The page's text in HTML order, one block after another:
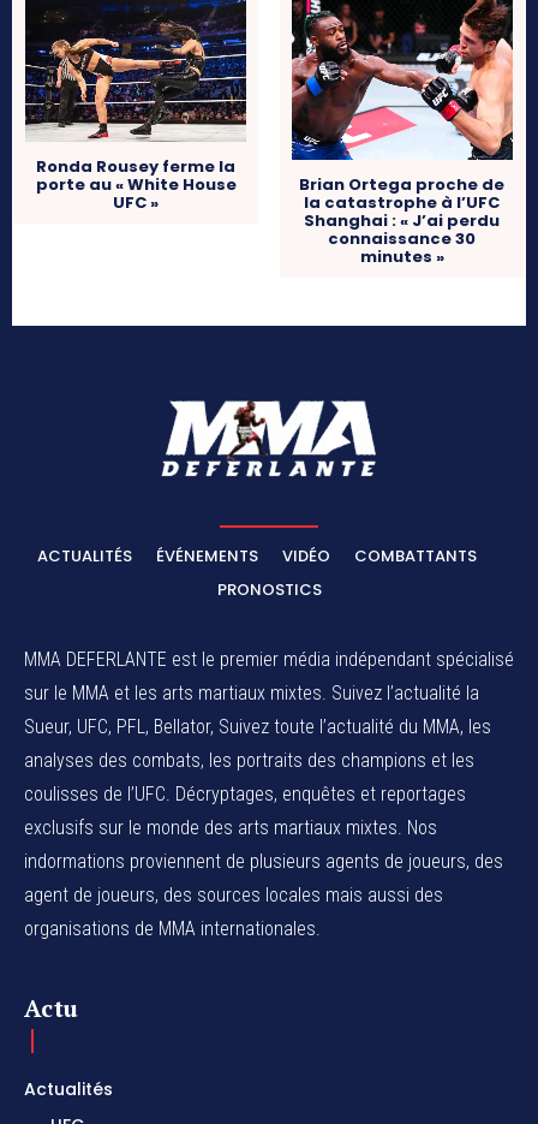
Ronda Rousey ferme la
porte au « White House
UFC »
Brian Ortega proche de
la catastrophe à l’UFC
Shanghai : « J’ai perdu
connaissance 30
minutes »
ACTUALITÉS ÉVÉNEMENTS VIDÉO
COMBATTANTS
PRONOSTICS
MMA DEFERLANTE est le premier média indépendant spécialisé
sur le MMA et les arts martiaux mixtes. Suivez l’actualité la
Sueur, UFC, PFL, Bellator, Suivez toute l’actualité du MMA, les
analyses des combats, les portraits des champions et les
coulisses de l’UFC. Décryptages, enquêtes et reportages
exclusifs sur le monde des arts martiaux mixtes. Nos
indormations proviennent de plusieurs agents de joueurs, des
agent de joueurs, des sources locales mais aussi des
organisations de MMA internationales.
Actu
Actualités